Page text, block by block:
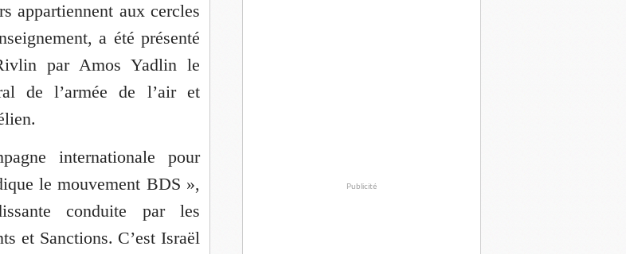
appartiennent aux cercles
a été présenté
par Amos Yadlin le
de l’armée de l’air et
internationale pour
le mouvement BDS »,
conduite par les
et Sanctions. C’est Israël
Publicité